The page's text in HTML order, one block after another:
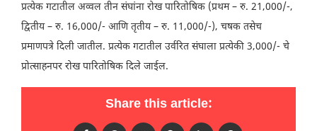
प्रत्येक गटातील अव्वल तीन संघांना रोख पारितोषिक (प्रथम – रु. 21,000/-,
द्वितीय – रु. 16,000/- आणि तृतीय – रु. 11,000/-), चषक तसेच
प्रमाणपत्रे दिली जातील. प्रत्येक गटातील उर्वरित संघाला प्रत्येकी 3,000/- चे
प्रोत्साहनपर रोख पारितोषिक दिले जाईल.
Share this article: